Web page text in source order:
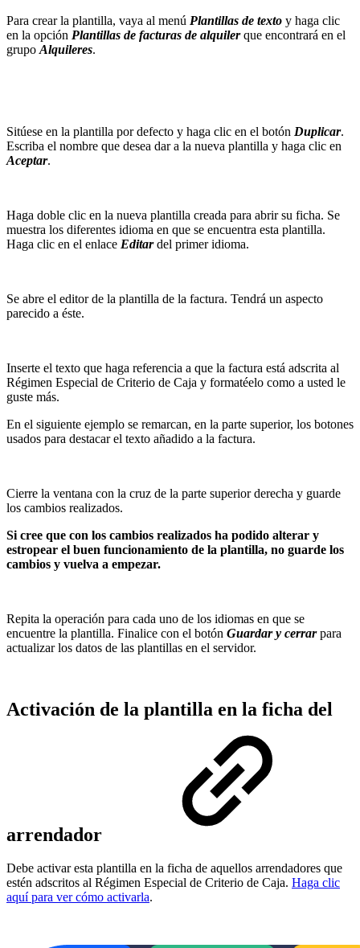
Para crear la plantilla, vaya al menú Plantillas de texto y haga clic
en la opción Plantillas de facturas de alquilerque encontrará en el
grupo Alquileres.
Sitúese en la plantilla por defecto y haga clic en el botón Duplicar.
Escriba el nombre que desea dar a la nueva plantilla y haga clic en
Aceptar.
Haga doble clic en la nueva plantilla creada para abrir su ficha. Se
muestra los diferentes idioma en que se encuentra esta plantilla.
Haga clic en el enlace Editardel primer idioma.
Se abre el editor de la plantilla de la factura. Tendrá un aspecto
parecido a éste.
Inserte el texto que haga referencia a que la factura está adscrita al
Régimen Especial de Criterio de Caja y formatéelo como a usted le
guste más.
En el siguiente ejemplo se remarcan, en la parte superior, los botones
usados para destacar el texto añadido a la factura.
Cierre la ventana con la cruz de la parte superior derecha y guarde
los cambios realizados.
Si cree que con los cambios realizados ha podido alterar y
estropear el buen funcionamiento de la plantilla, no guarde los
cambios y vuelva a empezar.
Repita la operación para cada uno de los idiomas en que se
encuentre la plantilla. Finalice con el botón Guardar y cerrarpara
actualizar los datos de las plantillas en el servidor.
Activación de la plantilla en la ficha del
arrendador
Debe activar esta plantilla en la ficha de aquellos arrendadores que
estén adscritos al Régimen Especial de Criterio de Caja. Haga clic
aquí para ver cómo activarla.